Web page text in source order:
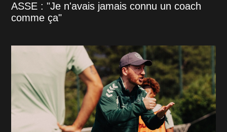
ASSE : "Je n'avais jamais connu un coach
comme ça"